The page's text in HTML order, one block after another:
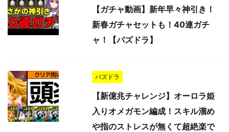
【ガチャ動画】新年早々神引き！
新春ガチャセットも！40連ガチ
ャ！【パズドラ】
パズドラ
【新億兆チャレンジ】オーロラ姫
入りオメガモン編成！スキル溜め
や指のストレスが無くて超絶楽で